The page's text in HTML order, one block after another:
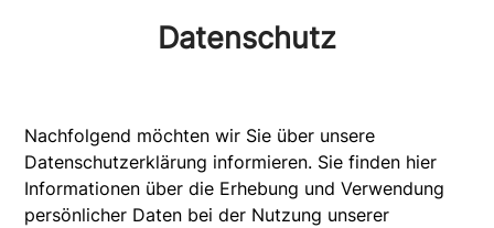
Datenschutz
Nachfolgend möchten wir Sie über unsere
Datenschutzerklärung informieren. Sie finden hier
Informationen über die Erhebung und Verwendung
persönlicher Daten bei der Nutzung unserer